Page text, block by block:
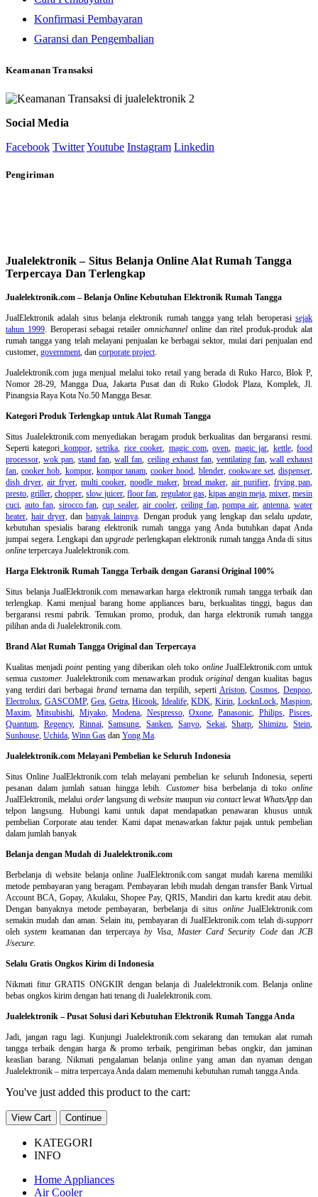
Konfirmasi Pembayaran
Garansi dan Pengembalian
Keamanan Transaksi
Social Media
Facebook TwitterYoutube Instagram Linkedin
Pengiriman
Jualelektronik – Situs Belanja Online Alat Rumah Tangga
Terpercaya Dan Terlengkap
Jualelektronik.com – Belanja Online Kebutuhan Elektronik Rumah Tangga
JualElektronik adalah situs belanja elektronik rumah tanggayang telah beroperasisejak
tahun 1999. Beroperasi sebagai retaileromnichannel online dan ritel produk-produk alat
rumah tangga yang telah melayani penjualan ke berbagai sektor, mulai dari penjualan end
customer, government, dan corporate project.
Jualelektronik.com juga menjual melalui toko retail yang berada di Ruko Harco, Blok P,
Nomor 28-29, Mangga Dua, Jakarta Pusat dan di Ruko Glodok Plaza, Komplek, Jl.
Pinangsia Raya Kota No.50 Mangga Besar.
Kategori Produk Terlengkap untuk Alat Rumah Tangga
Situs Jualelektronik.com menyediakan beragam produk berkualitas dan bergaransi resmi.
Seperti kategori kompor,setrika, rice cooker, magic com,oven, magic jar, kettle,food
processor,wok pan,stand fan,wall fan, ceiling exhaust fan, ventilating fan, wall exhaust
fan,cooker hob, kompor, kompor tanam,cooker hood, blender, cookware set,dispenser,
dish dryer,air fryer,multi cooker,noodle maker, bread maker, air purifier, frying pan,
presto,griller,chopper,slow juicer,floor fan, regulator gas, kipas angin meja, mixer,mesin
cuci, auto fan, sirocco fan,cup sealer,air cooler, ceiling fan,pompa air,antenna,water
heater, hair dryer, dan banyak lainnya. Dengan produk yang lengkap dan selalu update,
kebutuhan spesialis barang elektronik rumah tangga yang Anda butuhkan dapat Anda
jumpai segera. Lengkapi danupgrade perlengkapan elektronik rumah tangga Anda di situs
online terpercaya Jualelektronik.com.
Harga Elektronik Rumah Tangga Terbaik dengan Garansi Original 100%
Situs belanjaJualElektronik.com menawarkan harga elektronik rumah tangga terbaik dan
terlengkap. Kami menjual barang home appliances baru, berkualitas tinggi, bagus dan
bergaransi resmi pabrik. Temukan promo, produk, dan harga elektronik rumah tangga
pilihan anda di Jualelektronik.com.
Brand Alat Rumah Tangga Original dan Terpercaya
Kualitas menjadipointpenting yang diberikan oleh toko onlineJualElektronik.com untuk
semua customer. Jualelektronik.com menawarkan produkoriginal dengan kualitas bagus
yang terdiri dari berbagai brandternama dan terpilih, seperti Ariston,Cosmos,Denpoo,
Electrolux, GASCOMP,Gea, Getra,Hicook, Idealife,KDK, Kirin, LocknLock,Maspion,
Maxim,Mitsubishi, Miyako,Modena, Nespresso, Oxone,Panasonic, Philips, Pisces,
Quantum, Regency, Rinnai,Samsung,Sanken, Sanyo, Sekai,Sharp,Shimizu,Stein,
Sunhouse, Uchida, Winn Gas dan Yong Ma.
Jualelektronik.com Melayani Pembelian ke Seluruh Indonesia
Situs Online JualElektronik.com telah melayani pembelian ke seluruh Indonesia, seperti
pesanan dalam jumlah satuan hingga lebih. Customerbisa berbelanja di tokoonline
JualElektronik, melalui orderlangsung diwebsite maupun via contactlewat WhatsAppdan
telpon langsung. Hubungi kami untuk dapat mendapatkan penawaran khusus untuk
pembelian Corporate atau tender. Kami dapat menawarkan faktur pajak untuk pembelian
dalam jumlah banyak
Belanja dengan Mudah di Jualelektronik.com
Berbelanja diwebsite belanja online JualElektronik.com sangat mudah karena memiliki
metode pembayaran yang beragam. Pembayaran lebih mudah dengan transfer Bank Virtual
Account BCA, Gopay, Akulaku, Shopee Pay, QRIS, Mandiri dan kartu kredit atau debit.
Dengan banyaknya metode pembayaran, berbelanja di situs onlineJualElektronik.com
semakin mudah dan aman. Selain itu, pembayaran di JualElektronik.com telah di-support
olehsystem keamanan dan terpercayaby Visa, Master Card Security Codedan JCB
J/secure.
Selalu Gratis Ongkos Kirim di Indonesia
Nikmati fitur GRATIS ONGKIR dengan belanja di Jualelektronik.com. Belanja online
bebas ongkos kirim dengan hati tenang di Jualelektronik.com.
Jualelektronik – Pusat Solusi dari Kebutuhan Elektronik Rumah Tangga Anda
Jadi, jangan ragu lagi. Kunjungi Jualelektronik.com sekarang dan temukan alat rumah
tangga terbaik dengan harga & promo terbaik, pengiriman bebas ongkir, dan jaminan
keaslian barang. Nikmati pengalaman belanja online yang aman dan nyaman dengan
Jualelektronik – mitra terpercaya Anda dalam memenuhi kebutuhan rumah tangga Anda.
You've just added this product to the cart:
View Cart Continue
KATEGORI
INFO
Home Appliances
Air Cooler